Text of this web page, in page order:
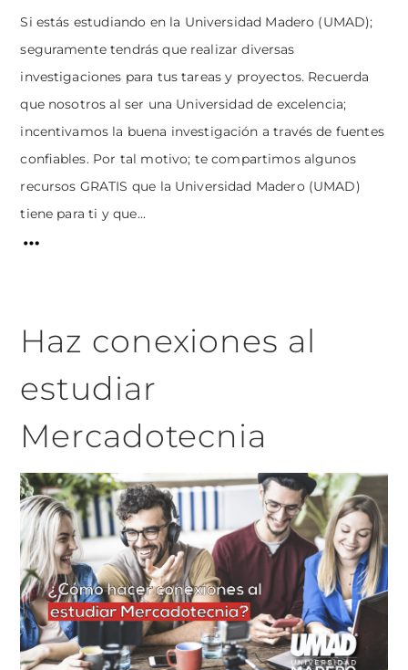
Si estás estudiando en la Universidad Madero (UMAD);
seguramente tendrás que realizar diversas
investigaciones para tus tareas y proyectos. Recuerda
que nosotros al ser una Universidad de excelencia;
incentivamos la buena investigación a través de fuentes
confiables. Por tal motivo; te compartimos algunos
recursos GRATIS que la Universidad Madero (UMAD)
tiene para ti y que...
Haz conexiones al
estudiar
Mercadotecnia